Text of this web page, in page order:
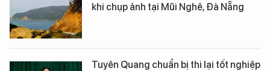
khi chụp ảnh tại Mũi Nghê, Đà Nẵng
Tuyên Quang chuẩn bị thi lại tốt nghiệp